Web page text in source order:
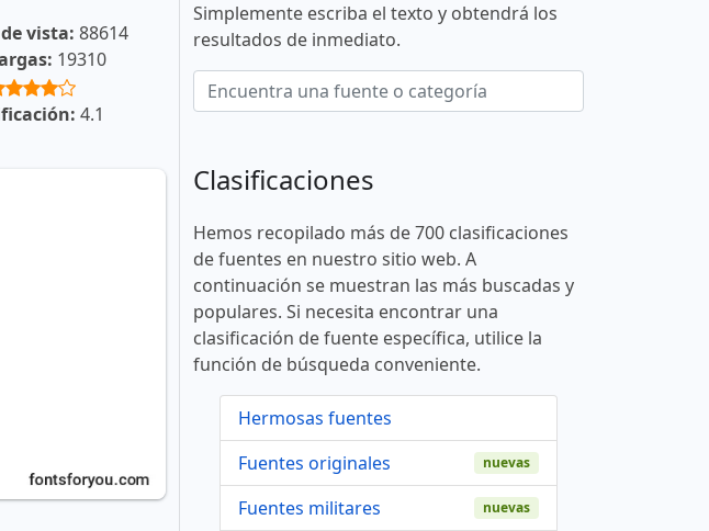
vista: 88614
19310
4.1
Simplemente escriba el texto y obtendrá los
resultados de inmediato.
Clasificaciones
Hemos recopilado más de 700 clasificaciones
de fuentes en nuestro sitio web. A
continuación se muestran las más buscadas y
populares. Si necesita encontrar una
clasificación de fuente específica, utilice la
función de búsqueda conveniente.
Hermosas fuentes
Fuentes originales
nuevas
Fuentes militares nuevas